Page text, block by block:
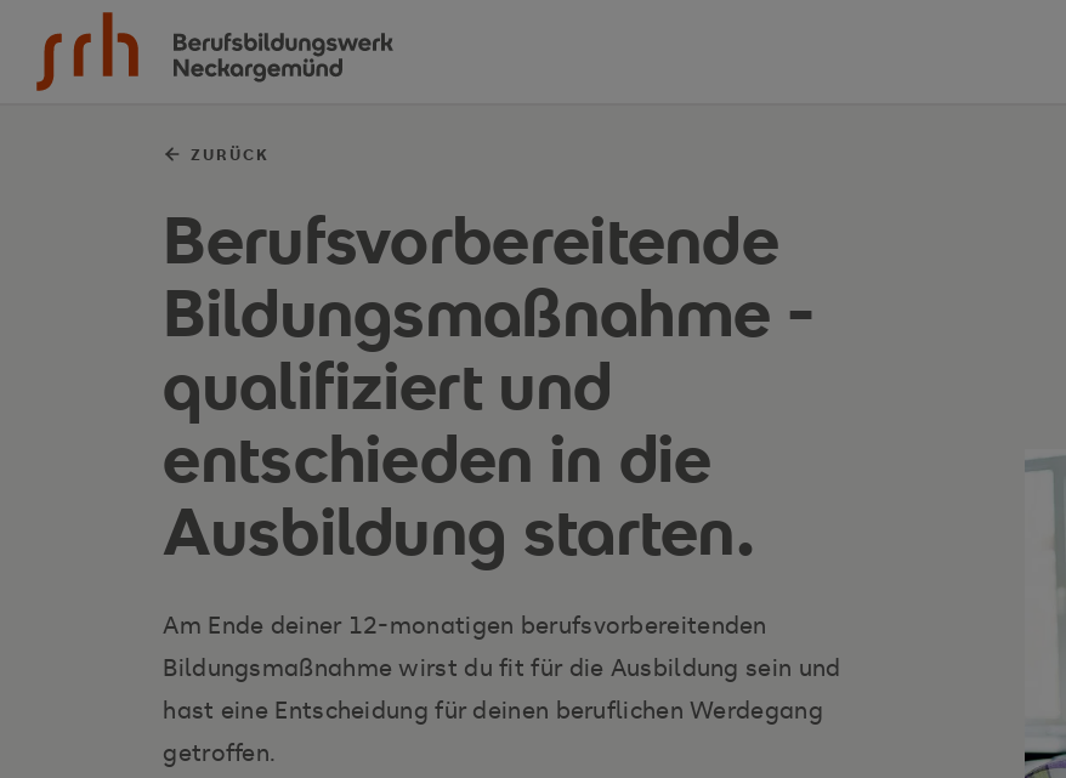
Zum Inhalt springen
ZURÜCK
Berufsvorbereitende
Bildungsmaßnahme -
qualifiziert und
entschieden in die
Ausbildung starten.
Am Ende deiner 12-monatigen berufsvorbereitenden
Bildungsmaßnahme wirst du fit für die Ausbildung sein und
hast eine Entscheidung für deinen beruflichen Werdegang
getroffen.